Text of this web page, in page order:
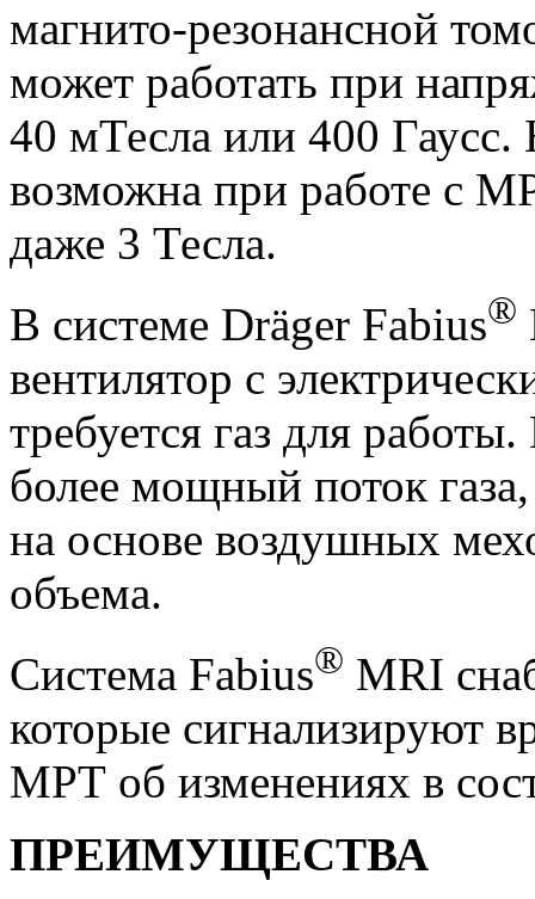
магнито-резонансной
может работать при
40 мТесла или 400 Гаусс.
возможна при работе с
даже 3 Тесла.
В системе Dräger Fabius®
вентилятор с
требуется газ для
более мощный поток
на основе воздушных
объема.
Система Fabius® MRI
которые сигнализируют
МРТ об изменениях в
ПРЕИМУЩЕСТВА